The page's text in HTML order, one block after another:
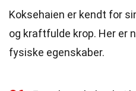
Koksehaien er kendt for
og kraftfulde krop. Her er
fysiske egenskaber.